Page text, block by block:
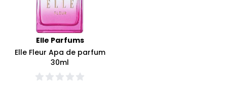
Elle Parfums
Elle Fleur Apa de parfum
30ml